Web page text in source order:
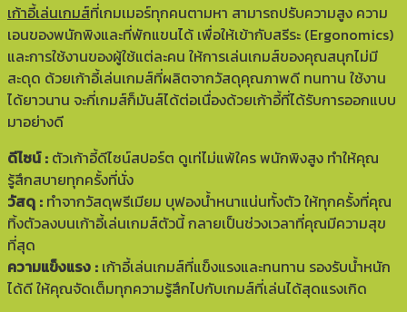
เก้าอี้เล่นเกมส์ที่เกมเมอร์ทุกคนตามหา สามารถปรับความสูง ความ
เอนของพนักพิงและที่พักแขนได้ เพื่อให้เข้ากับสรีระ (Ergonomics)
และการใช้งานของผู้ใช้แต่ละคน ให้การเล่นเกมส์ของคุณสนุกไม่มี
สะดุด ด้วยเก้าอี้เล่นเกมส์ที่ผลิตจากวัสดุคุณภาพดี ทนทาน ใช้งาน
ได้ยาวนาน จะกี่เกมส์ก็มันส์ได้ต่อเนื่องด้วยเก้าอี้ที่ได้รับการออกแบบ
มาอย่างดี
ดีไซน์ : ตัวเก้าอี้ดีไซน์สปอร์ต ดูเท่ไม่แพ้ใคร พนักพิงสูง ทำให้คุณ
รู้สึกสบายทุกครั้งที่นั่ง
วัสดุ : ทำจากวัสดุพรีเมียม บุฟองน้ำหนาแน่นทั้งตัว ให้ทุกครั้งที่คุณ
ทิ้งตัวลงบนเก้าอี้เล่นเกมส์ตัวนี้ กลายเป็นช่วงเวลาที่คุณมีความสุข
ที่สุด
ความแข็งแรง : เก้าอี้เล่นเกมส์ที่แข็งแรงและทนทาน รองรับน้ำหนัก
ได้ดี ให้คุณจัดเต็มทุกความรู้สึกไปกับเกมส์ที่เล่นได้สุดแรงเกิด